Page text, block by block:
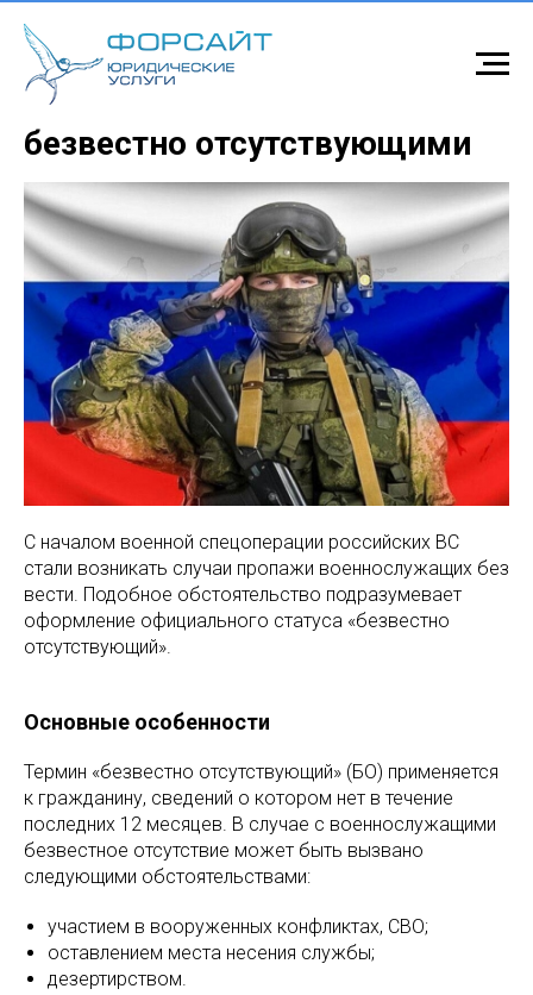
Признание военнослужащих
безвестно отсутствующими
С началом военной спецоперации российских ВС
стали возникать случаи пропажи военнослужащих без
вести. Подобное обстоятельство подразумевает
оформление официального статуса «безвестно
отсутствующий».
Основные особенности
Термин «безвестно отсутствующий» (БО) применяется
к гражданину, сведений о котором нет в течение
последних 12 месяцев. В случае с военнослужащими
безвестное отсутствие может быть вызвано
следующими обстоятельствами:
участием в вооруженных конфликтах, СВО;
оставлением места несения службы;
дезертирством.